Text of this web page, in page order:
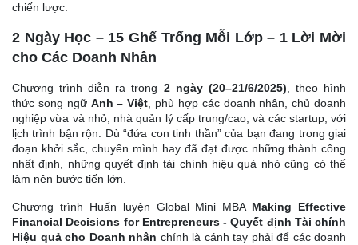
chiến lược.
2 Ngày Học – 15 Ghế Trống Mỗi Lớp – 1 Lời Mời
cho Các Doanh Nhân
Chương trình diễn ra trong 2 ngày (20–21/6/2025) , theo hình
thức song ngữ Anh – Việt , phù hợp các doanh nhân, chủ doanh
nghiệp vừa và nhỏ, nhà quản lý cấp trung/cao, và các startup, với
lịch trình bận rộn. Dù “đứa con tinh thần” của bạn đang trong giai
đoạn khởi sắc, chuyển mình hay đã đạt được những thành công
nhất định, những quyết định tài chính hiệu quả nhỏ cũng có thể
làm nên bước tiến lớn.
Chương trình Huấn luyện Global Mini MBA Making Effective
Financial Decisions for Entrepreneurs - Quyết định Tài chính
Hiệu quả cho Doanh nhân chính là cánh tay phải để các doanh